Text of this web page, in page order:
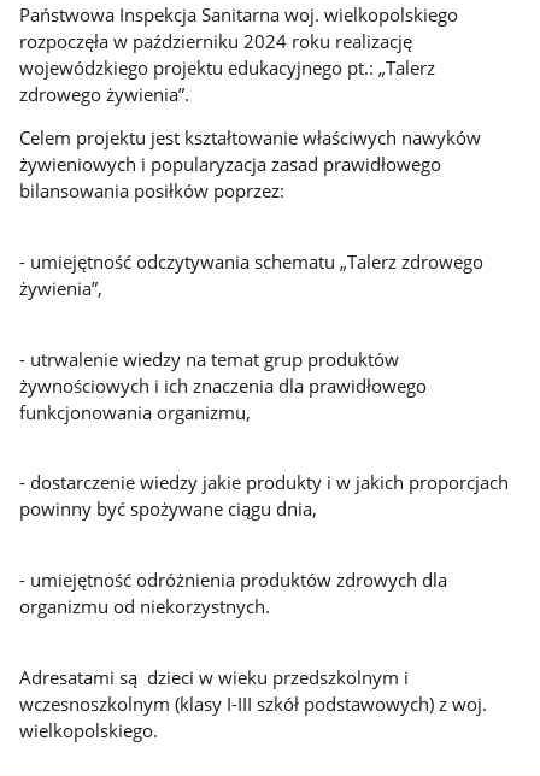
Państwowa Inspekcja Sanitarna woj. wielkopolskiego
rozpoczęła w październiku 2024 roku realizację
wojewódzkiego projektu edukacyjnego pt.: „Talerz
zdrowego żywienia”.
Celem projektu jest kształtowanie właściwych nawyków
żywieniowych i popularyzacja zasad prawidłowego
bilansowania posiłków poprzez:
- umiejętność odczytywania schematu „Talerz zdrowego
żywienia”,
- utrwalenie wiedzy na temat grup produktów
żywnościowych i ich znaczenia dla prawidłowego
funkcjonowania organizmu,
- dostarczenie wiedzy jakie produkty i w jakich proporcjach
powinny być spożywane ciągu dnia,
- umiejętność odróżnienia produktów zdrowych dla
organizmu od niekorzystnych.
Adresatami są dzieci w wieku przedszkolnym i
wczesnoszkolnym (klasy I-III szkół podstawowych) z woj.
wielkopolskiego.